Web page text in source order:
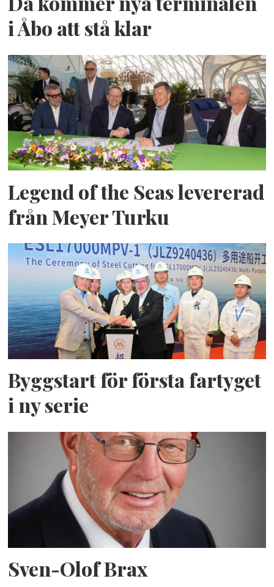
i Åbo att stå klar
Legend of the Seas levererad
från Meyer Turku
Byggstart för första fartyget
i ny serie
Sven-Olof Brax